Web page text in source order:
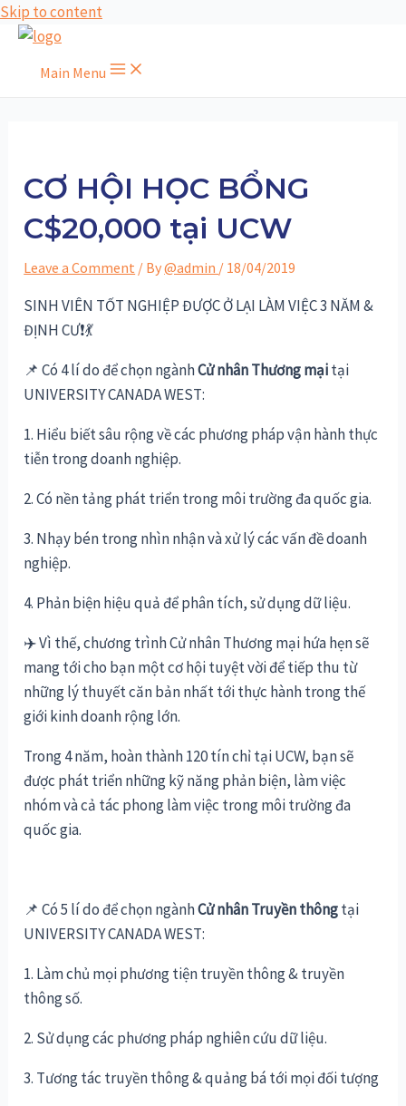
Skip to content
Main Menu
CƠ HỘI HỌC BỔNG
C$20,000 tại UCW
Leave a Comment / By@admin / 18/04/2019
SINH VIÊN TỐT NGHIỆP ĐƯỢC Ở LẠI LÀM VIỆC 3 NĂM &
ĐỊNH CƯ❗️💃
📌 Có 4 lí do để chọn ngànhCử nhân Thương mạitại
UNIVERSITY CANADA WEST:
1. Hiểu biết sâu rộng về các phương pháp vận hành thực
tiễn trong doanh nghiệp.
2. Có nền tảng phát triển trong môi trường đa quốc gia.
3. Nhạy bén trong nhìn nhận và xử lý các vấn đề doanh
nghiệp.
4. Phản biện hiệu quả để phân tích, sử dụng dữ liệu.
✈️Vì thế, chương trình Cử nhân Thương mại hứa hẹn sẽ
mang tới cho bạn một cơ hội tuyệt vời để tiếp thu từ
những lý thuyết căn bản nhất tới thực hành trong thế
giới kinh doanh rộng lớn.
Trong 4 năm, hoàn thành 120 tín chỉ tại UCW, bạn sẽ
được phát triển những kỹ năng phản biện, làm việc
nhóm và cả tác phong làm việc trong môi trường đa
quốc gia.
📌 Có 5 lí do để chọn ngànhCử nhân Truyền thôngtại
UNIVERSITY CANADA WEST:
1. Làm chủ mọi phương tiện truyền thông & truyền
thông số.
2. Sử dụng các phương pháp nghiên cứu dữ liệu.
3. Tương tác truyền thông & quảng bá tới mọi đối tượng